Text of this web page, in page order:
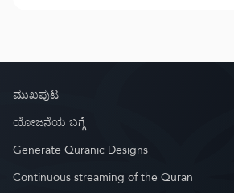
ಮುಖಪುಟ
ಯೋಜನೆಯ ಬಗ್ಗೆ
Generate Quranic Designs
Continuous streaming of the Quran